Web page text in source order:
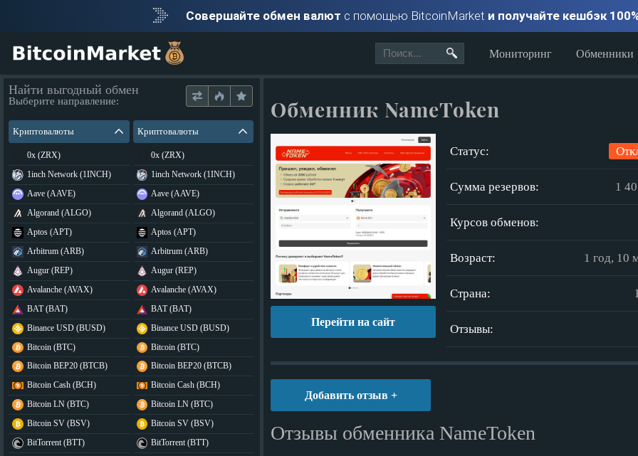
Совершайте обмен валют с помощью BitcoinMarket и получайте кешбэк
Мониторинг Обменники
Найти выгодный обмен
Выберите направление:
Криптовалюты
0x (ZRX)
1inch Network (1INCH)
Aave (AAVE)
Algorand (ALGO)
Aptos (APT)
Arbitrum (ARB)
Augur (REP)
Avalanche (AVAX)
BAT (BAT)
Binance USD (BUSD)
Bitcoin (BTC)
Bitcoin BEP20 (BTCB)
Bitcoin Cash (BCH)
Bitcoin LN (BTC)
Bitcoin SV (BSV)
BitTorrent (BTT)
Криптовалюты
0x (ZRX)
1inch Network (1INCH)
Aave (AAVE)
Algorand (ALGO)
Aptos (APT)
Arbitrum (ARB)
Augur (REP)
Avalanche (AVAX)
BAT (BAT)
Binance USD (BUSD)
Bitcoin (BTC)
Bitcoin BEP20 (BTCB)
Bitcoin Cash (BCH)
Bitcoin LN (BTC)
Bitcoin SV (BSV)
BitTorrent (BTT)
Обменник NameToken
Перейти на сайт
Статус:
Сумма резервов: 1
Курсов обменов:
Возраст: 1 год, 10
Страна:
Отзывы:
Добавить отзыв +
Отзывы обменника NameToken